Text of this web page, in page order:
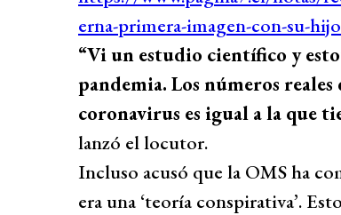
“Vi un estudio científico y
pandemia. Los números
coronavirus es igual a la que
lanzó el locutor.
Incluso acusó que la OMS ha
era una ‘teoría conspirativa’.